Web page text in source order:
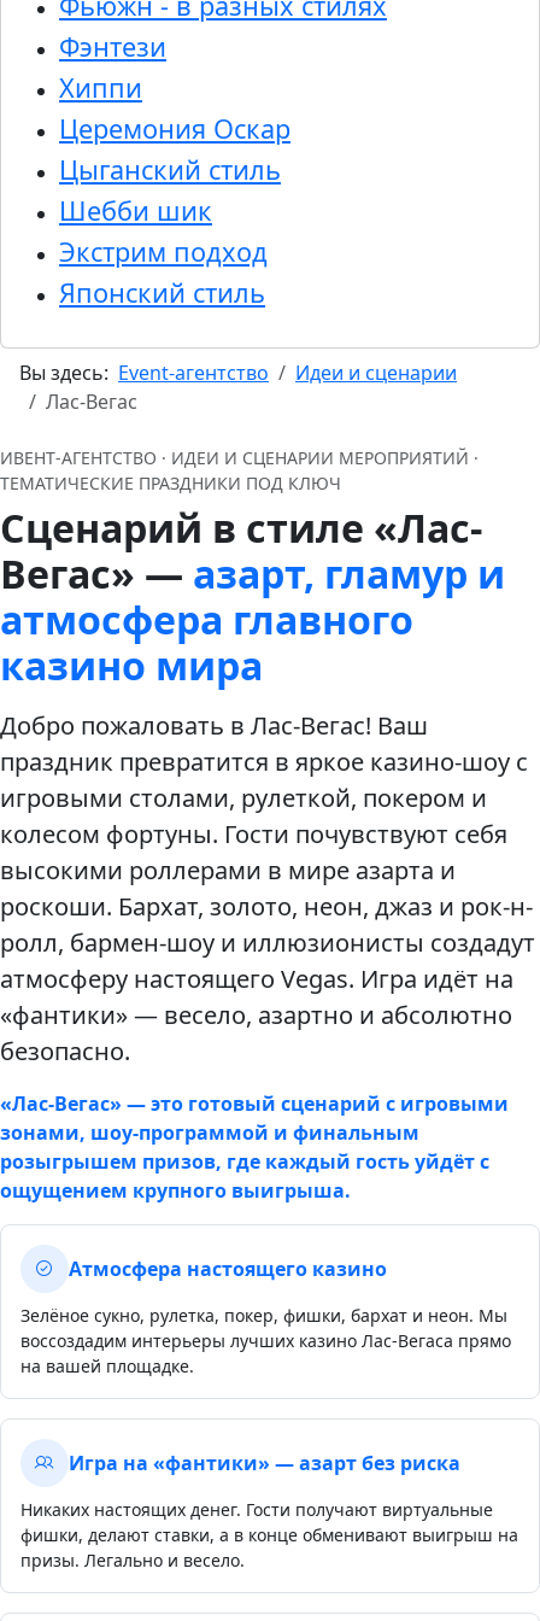
Фэнтези
Хиппи
Церемония Оскар
Цыганский стиль
Шебби шик
Экстрим подход
Японский стиль
Вы здесь: Event-агентство
Идеи и сценарии
Лас-Вегас
ИВЕНТ‑АГЕНТСТВО · ИДЕИ И СЦЕНАРИИ МЕРОПРИЯТИЙ ·
ТЕМАТИЧЕСКИЕ ПРАЗДНИКИ ПОД КЛЮЧ
Сценарий в стиле «Лас-
Вегас» — азарт, гламур и
атмосфера главного
казино мира
Добро пожаловать в Лас-Вегас! Ваш
праздник превратится в яркое казино-шоу с
игровыми столами, рулеткой, покером и
колесом фортуны. Гости почувствуют себя
высокими роллерами в мире азарта и
роскоши. Бархат, золото, неон, джаз и рок-н-
ролл, бармен-шоу и иллюзионисты создадут
атмосферу настоящего Vegas. Игра идёт на
«фантики» — весело, азартно и абсолютно
безопасно.
«Лас-Вегас» — это готовый сценарий с игровыми
зонами, шоу-программой и финальным
розыгрышем призов, где каждый гость уйдёт с
ощущением крупного выигрыша.
Атмосфера настоящего казино
Зелёное сукно, рулетка, покер, фишки, бархат и неон. Мы
воссоздадим интерьеры лучших казино Лас-Вегаса прямо
на вашей площадке.
Игра на «фантики» — азарт без риска
Никаких настоящих денег. Гости получают виртуальные
фишки, делают ставки, а в конце обменивают выигрыш на
призы. Легально и весело.